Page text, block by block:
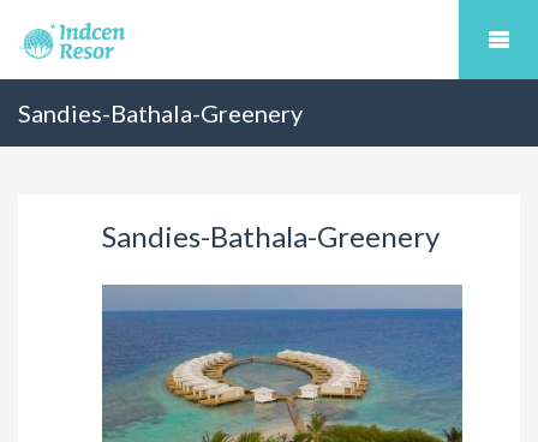
Sandies-Bathala-Greenery
Sandies-Bathala-Greenery